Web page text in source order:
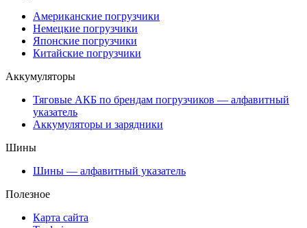
Американские погрузчики
Немецкие погрузчики
Японские погрузчики
Китайские погрузчики
Аккумуляторы
Тяговые АКБ по брендам погрузчиков — алфавитный
указатель
Аккумуляторы и зарядники
Шины
Шины — алфавитный указатель
Полезное
Карта сайта